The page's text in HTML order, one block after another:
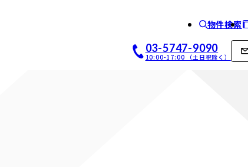
抜き店舗ABCホーム
物件検索
03-5747-9090
10:00-17:00 （土日祝除く）